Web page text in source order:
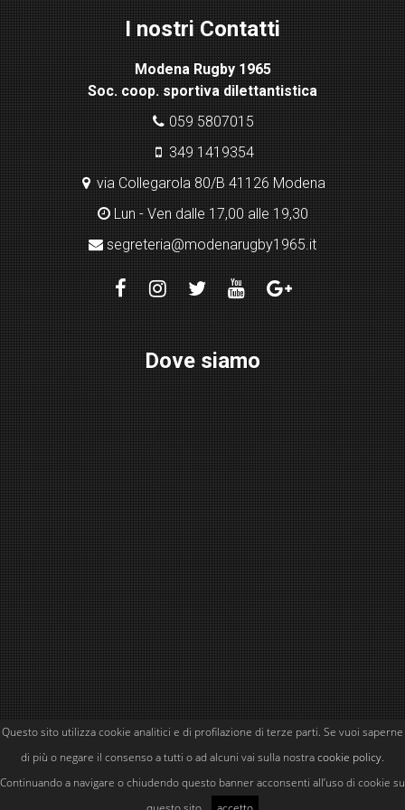
Questo sito utilizza cookie analitici e di profilazione di terze parti. Se vuoi saperne
di più o negare il consenso a tutti o ad alcuni vai sulla nostracookie policy.
Continuando a navigare o chiudendo questo banner acconsenti all’uso di cookie su
I nostri Contatti
Modena Rugby 1965
Soc. coop. sportiva dilettantistica
059 5807015
349 1419354
via Collegarola 80/B 41126 Modena
Lun - Ven dalle 17,00 alle 19,30
segreteria@modenarugby1965.it
Dove siamo